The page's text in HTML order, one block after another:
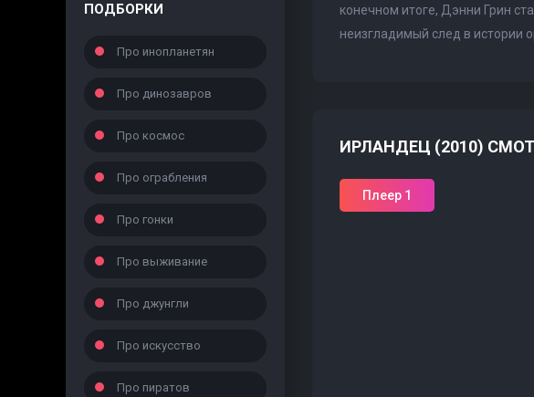
ПОДБОРКИ
Про инопланетян
Про динозавров
Про космос
Про ограбления
Про гонки
Про выживание
Про джунгли
Про искусство
Про пиратов
конечном итоге, Дэнни Грин
неизгладимый след в истории
ИРЛАНДЕЦ (2010)
Плеер 1